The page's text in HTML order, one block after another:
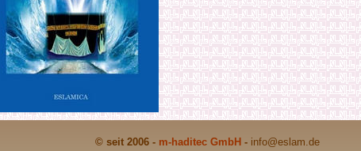
© seit 2006 - m-haditec GmbH - info@eslam.de